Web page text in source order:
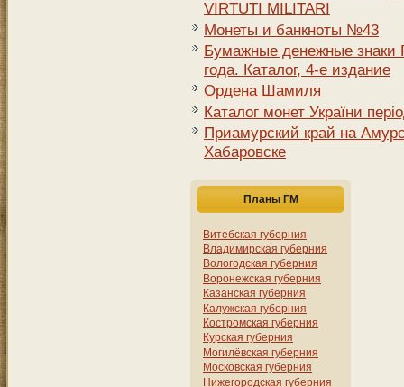
VIRTUTI MILITARI
Монеты и банкноты №43
Бумажные денежные знаки
года. Каталог, 4-е издание
Ордена Шамиля
Каталог монет України
Приамурский край на
Хабаровске
Планы ГМ
Витебская губерния
Владимирская губерния
Вологодская губерния
Воронежская губерния
Казанская губерния
Калужская губерния
Костромская губерния
Курская губерния
Могилёвская губерния
Московская губерния
Нижегородская губерния